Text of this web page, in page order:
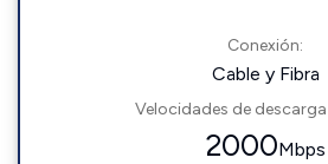
Conexión:
Cable y Fibra
Velocidades de
2000Mbps